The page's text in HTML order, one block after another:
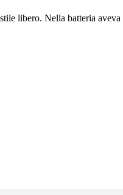
libero. Nella batteria